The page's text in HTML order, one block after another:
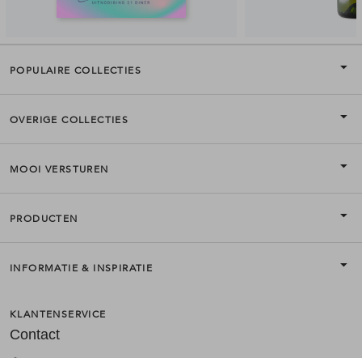
POPULAIRE COLLECTIES
OVERIGE COLLECTIES
MOOI VERSTUREN
PRODUCTEN
INFORMATIE & INSPIRATIE
KLANTENSERVICE
Contact